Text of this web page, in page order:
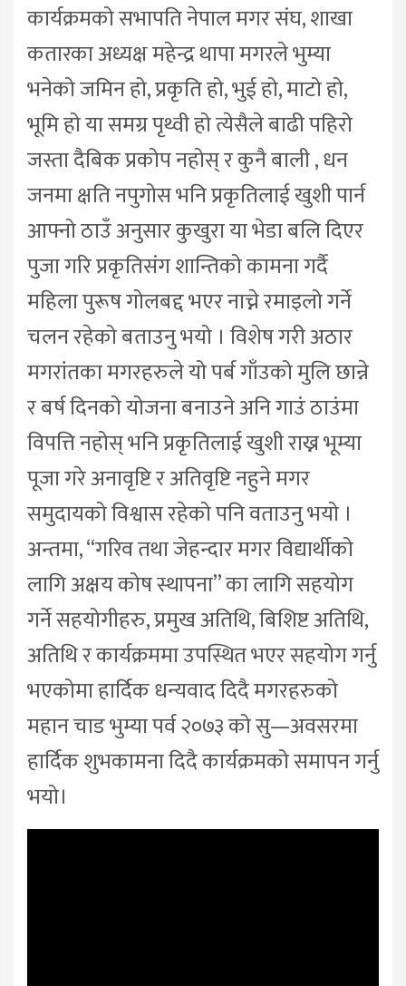
कार्यक्रमको सभापति नेपाल मगर संघ, शाखा
कतारका अध्यक्ष महेन्द्र थापा मगरले भुम्या
भनेको जमिन हो, प्रकृति हो, भुई हो, माटो हो,
भूमि हो या समग्र पृथ्वी हो त्येसैले बाढी पहिरो
जस्ता दैबिक प्रकोप नहोस् र कुनै बाली , धन
जनमा क्षति नपुगोस भनि प्रकृतिलाई खुशी पार्न
आफ्नो ठाउँ अनुसार कुखुरा या भेडा बलि दिएर
पुजा गरि प्रकृतिसंग शान्तिको कामना गर्दै
महिला पुरूष गोलबद्द भएर नाच्ने रमाइलो गर्ने
चलन रहेको बताउनु भयो । विशेष गरी अठार
मगरांतका मगरहरुले यो पर्ब गाँउको मुलि छान्ने
र बर्ष दिनको योजना बनाउने अनि गाउं ठाउंमा
विपत्ति नहोस् भनि प्रकृतिलाई खुशी राख्न भूम्या
पूजा गरे अनावृष्टि र अतिवृष्टि नहुने मगर
समुदायको विश्वास रहेको पनि वताउनु भयो ।
अन्तमा, “गरिव तथा जेहन्दार मगर विद्यार्थीको
लागि अक्षय कोष स्थापना” का लागि सहयोग
गर्ने सहयोगीहरु, प्रमुख अतिथि, बिशिष्ट अतिथि,
अतिथि र कार्यक्रममा उपस्थित भएर सहयोग गर्नु
भएकोमा हार्दिक धन्यवाद दिदै मगरहरुको
महान चाड भुम्या पर्व २०७३ को सु—अवसरमा
हार्दिक शुभकामना दिदै कार्यक्रमको समापन गर्नु
भयो।